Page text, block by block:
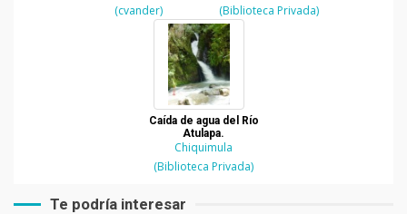
(cvander)
(Biblioteca Privada)
Caída de agua del Río
Atulapa.
Chiquimula
(Biblioteca Privada)
Te podría interesar